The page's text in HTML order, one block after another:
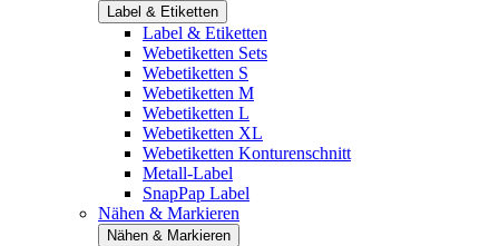
Label & Etiketten
Label & Etiketten
Webetiketten Sets
Webetiketten S
Webetiketten M
Webetiketten L
Webetiketten XL
Webetiketten Konturenschnitt
Metall-Label
SnapPap Label
Nähen & Markieren
Nähen & Markieren